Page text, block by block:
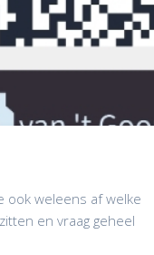
ook weleens af welke
en vraag geheel